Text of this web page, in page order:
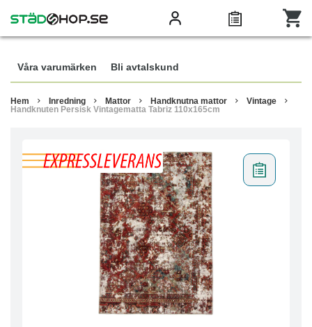
Våra varumärken Bli avtalskund
Hem Inredning Mattor Handknutna mattor
Vintage
Handknuten Persisk Vintagematta Tabriz 110x165cm